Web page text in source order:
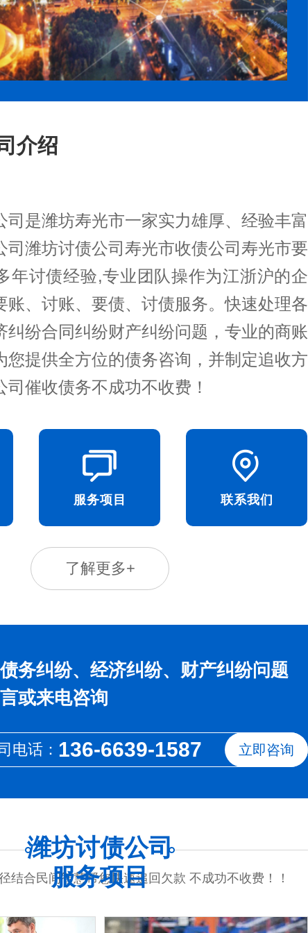
介绍
司是潍坊寿光市一家实力雄厚、经验丰富
司潍坊讨债公司寿光市收债公司寿光市要
年讨债经验,专业团队操作为江浙沪的企
账、讨账、要债、讨债服务。快速处理各
纠纷合同纠纷财产纠纷问题，专业的商账
您提供全方位的债务咨询，并制定追收方
司催收债务不成功不收费！
服务项目 联系我们
了解更多+
务纠纷、经济纠纷、财产纠纷问题
或来电咨询
电话： 136-6639-1587 立即咨询
潍坊讨债公司
服务项目
结合民间智慧帮您快速追回欠款 不成功不收费！！